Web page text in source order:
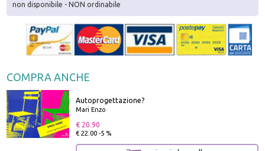
non disponibile - NON ordinabile
COMPRA ANCHE
Autoprogettazione?
Mari Enzo
€ 20.90
€ 22.00 -5 %